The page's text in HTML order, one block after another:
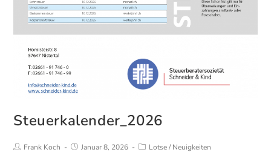
Steuerkalender_2026
Beitrags-
Frank Koch
Beitrag
Januar 8, 2026
Beitrags-
Lotse / Neuigkeiten